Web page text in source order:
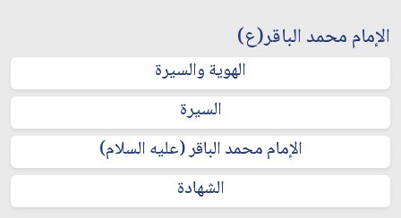
الإمام محمد الباقر(ع)
الهوية والسيرة
السيرة
الإمام محمد الباقر (عليه السلام)
الشهادة